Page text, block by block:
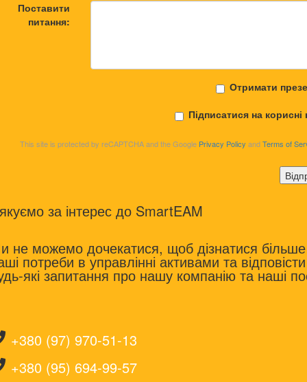
Поставити
питання:
Отримати
Підписатися на
This site is protected by reCAPTCHA and the Google Privacy Policy andTerms of
за інтерес до SmartEAM
не можемо дочекатися, щоб дізнатися
потреби в управлінні активами та
які запитання про нашу компанію та наші
+380 (97) 970-51-13
+380 (95) 694-99-57